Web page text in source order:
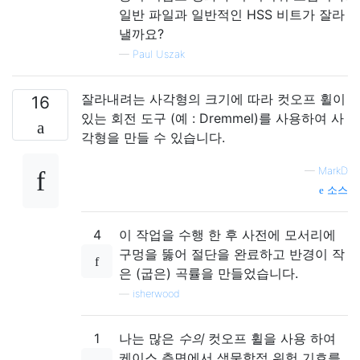
일반 파일과 일반적인 HSS 비트가 잘라
낼까요?
— Paul Uszak
16
잘라내려는 사각형의 크기에 따라 컷오프 휠이
있는 회전 도구 (예 : Dremmel)를 사용하여 사
각형을 만들 수 있습니다.
— MarkD
소스
4
이 작업을 수행 한 후 사전에 모서리에
구멍을 뚫어 절단을 완료하고 반경이 작
은 (굽은) 곡률을 만들었습니다.
isherwood
1 나는 많은 수의컷오프 휠을 사용 하여